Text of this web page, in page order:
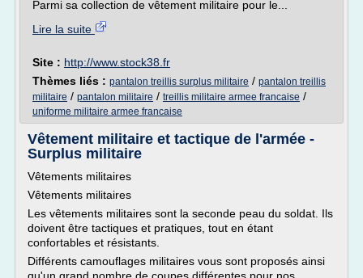
Parmi sa collection de vêtement militaire pour le...
Lire la suite
Site : http://www.stock38.fr
Thèmes liés : pantalon treillis surplus militaire / pantalon treillis
militaire / pantalon militaire / treillis militaire armee francaise /
uniforme militaire armee francaise
Vêtement militaire et tactique de l'armée -
Surplus militaire
Vêtements militaires
Vêtements militaires
Les vêtements militaires sont la seconde peau du soldat. Ils
doivent être tactiques et pratiques, tout en étant
confortables et résistants.
Différents camouflages militaires vous sont proposés ainsi